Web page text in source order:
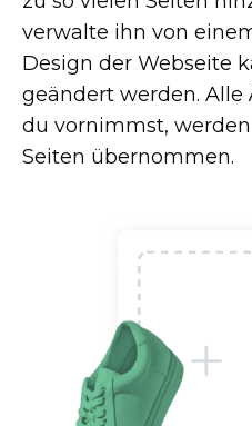
verwalte ihn von
Design der Webseite
geändert werden. Alle
du vornimmst,
Seiten übernommen.